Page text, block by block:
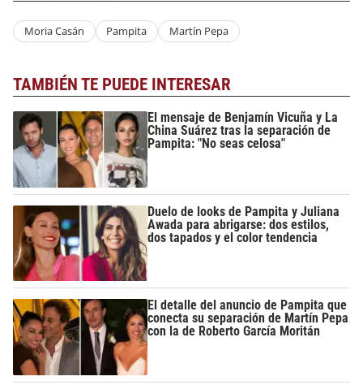
Moria Casán Pampita Martín Pepa
TAMBIÉN TE PUEDE INTERESAR
El mensaje de Benjamín Vicuña y La
China Suárez tras la separación de
Pampita: "No seas celosa"
Duelo de looks de Pampita y Juliana
Awada para abrigarse: dos estilos,
dos tapados y el color tendencia
El detalle del anuncio de Pampita que
conecta su separación de Martín Pepa
con la de Roberto García Moritán